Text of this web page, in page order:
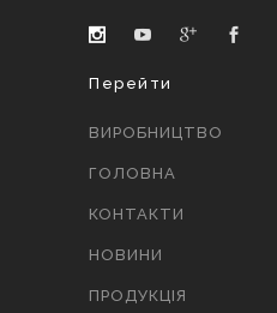
Перейти
ВИРОБНИЦТВО
ГОЛОВНА
КОНТАКТИ
НОВИНИ
ПРОДУКЦІЯ